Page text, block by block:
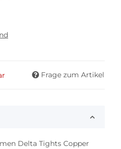
Frage zum Artikel
Delta Tights Copper